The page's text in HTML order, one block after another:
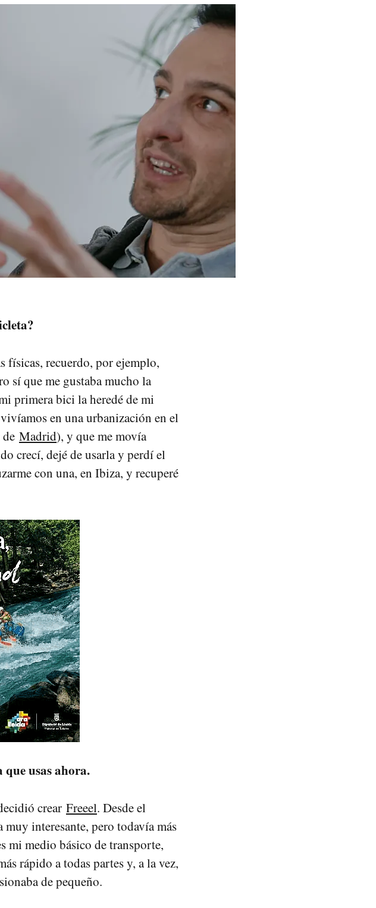
físicas, recuerdo, por ejemplo,
sí que me gustaba mucho la
primera bici la heredé de mi
en una urbanización en el
Madrid), y que me movía
crecí, dejé de usarla y perdí el
con una, en Ibiza, y recuperé
que usas ahora.
crear Freeel. Desde el
interesante, pero todavía más
mi medio básico de transporte,
rápido a todas partes y, a la vez,
de pequeño.